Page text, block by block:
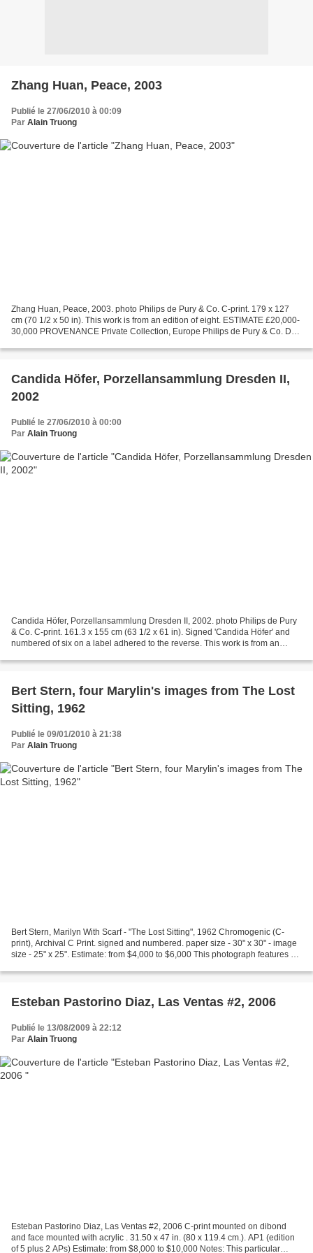
Zhang Huan, Peace, 2003
Publié le 27/06/2010 à 00:09
Par Alain Truong
Zhang Huan, Peace, 2003. photo Philips de Pury & Co. C-print. 179 x 127
cm (70 1/2 x 50 in). This work is from an edition of eight. ESTIMATE £20,000-
30,000 PROVENANCE Private Collection, Europe Philips de Pury & Co. Day
Candida Höfer, Porzellansammlung Dresden II,
2002
Publié le 27/06/2010 à 00:00
Par Alain Truong
Candida Höfer, Porzellansammlung Dresden II, 2002. photo Philips de Pury
& Co. C-print. 161.3 x 155 cm (63 1/2 x 61 in). Signed 'Candida Höfer' and
numbered of six on a label adhered to the reverse. This work is from an
Bert Stern, four Marylin's images from The Lost
Sitting, 1962
Publié le 09/01/2010 à 21:38
Par Alain Truong
Bert Stern, Marilyn With Scarf - "The Lost Sitting", 1962 Chromogenic (C-
print), Archival C Print. signed and numbered. paper size - 30" x 30" - image
size - 25" x 25". Estimate: from $4,000 to $6,000 This photograph features a
Esteban Pastorino Diaz, Las Ventas #2, 2006
Publié le 13/08/2009 à 22:12
Par Alain Truong
Esteban Pastorino Diaz, Las Ventas #2, 2006 C-print mounted on dibond
and face mounted with acrylic . 31.50 x 47 in. (80 x 119.4 cm.). AP1 (edition
of 5 plus 2 APs) Estimate: from $8,000 to $10,000 Notes: This particular